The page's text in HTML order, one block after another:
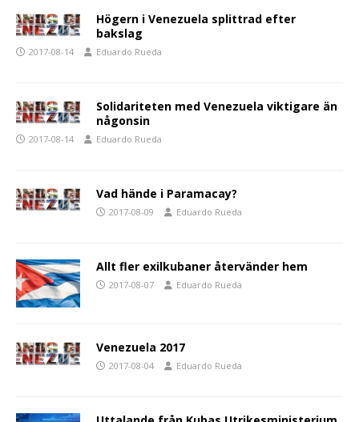
Högern i Venezuela splittrad efter
bakslag
2017-08-14 Eduardo Rueda
Solidariteten med Venezuela viktigare än
någonsin
2017-08-14 Eduardo Rueda
Vad hände i Paramacay?
2017-08-09 Eduardo Rueda
Allt fler exilkubaner återvänder hem
2017-08-07 Eduardo Rueda
Venezuela 2017
2017-08-04 Eduardo Rueda